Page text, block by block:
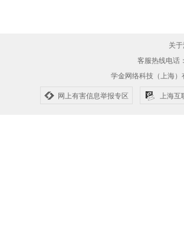
关
客服热线电
学金网络科技（上海
网上有害信息举报专区 上海互